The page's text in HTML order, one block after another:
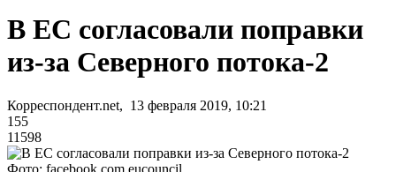
В ЕС согласовали поправки
из-за Северного потока-2
Корреспондент.net, 13 февраля 2019, 10:21
155
11598
Фото: facebook.com eucouncil